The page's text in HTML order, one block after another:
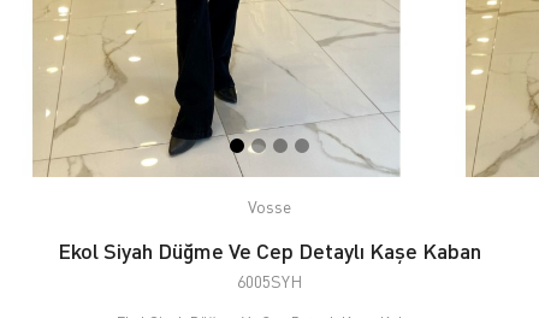
Vosse
Ekol Siyah Düğme Ve Cep Detaylı Kaşe Kaban
6005SYH